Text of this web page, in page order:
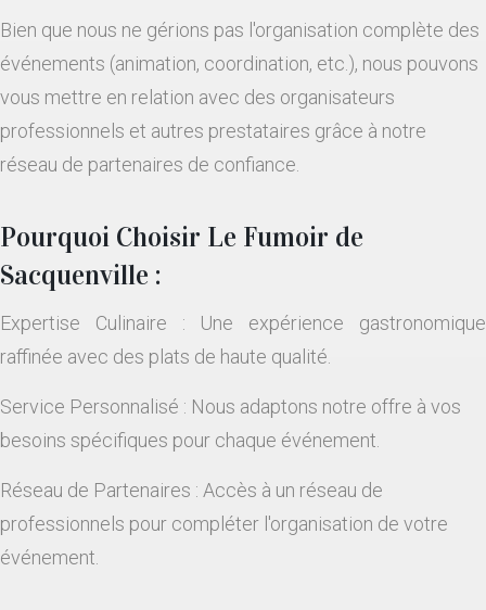
Bien que nous ne gérions pas l'organisation complète des
événements (animation, coordination, etc.), nous pouvons
vous mettre en relation avec des organisateurs
professionnels et autres prestataires grâce à notre
réseau de partenaires de confiance.
Pourquoi Choisir Le Fumoir de
Sacquenville :
Expertise Culinaire : Une expérience gastronomique
raffinée avec des plats de haute qualité.
Service Personnalisé : Nous adaptons notre offre à vos
besoins spécifiques pour chaque événement.
Réseau de Partenaires : Accès à un réseau de
professionnels pour compléter l'organisation de votre
événement.